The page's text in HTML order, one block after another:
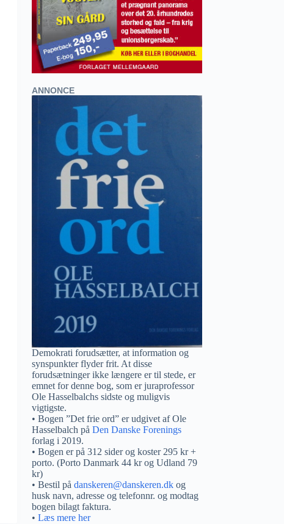
ANNONCE
Demokrati forudsætter, at information og
synspunkter flyder frit. At disse
forudsætninger ikke længere er til stede, er
emnet for denne bog, som er juraprofessor
Ole Hasselbalchs sidste og muligvis
vigtigste.
• Bogen ”Det frie ord” er udgivet af Ole
Hasselbalch påDen Danske Forenings
forlag i 2019.
• Bogen er på 312 sider og koster 295 kr +
porto. (Porto Danmark 44 kr og Udland 79
kr)
• Bestil pådanskeren@danskeren.dk og
husk navn, adresse og telefonnr. og modtag
bogen bilagt faktura.
•Læs mere her